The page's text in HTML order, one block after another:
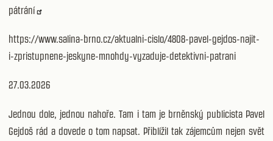
pátrání
https://www.salina-brno.cz/aktualni-cislo/4808-pavel-gejdos-najit-
i-zpristupnene-jeskyne-mnohdy-vyzaduje-detektivni-patrani
27.03.2026
Jednou dole, jednou nahoře. Tam i tam je brněnský publicista Pavel
Gejdoš rád a dovede o tom napsat. Přiblížil tak zájemcům nejen svět